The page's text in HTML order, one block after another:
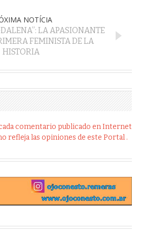
NOTÍCIA
LA APASIONANTE
FEMINISTA DE LA
HISTORIA
comentario publicado en Internet
refleja las opiniones de este Portal .